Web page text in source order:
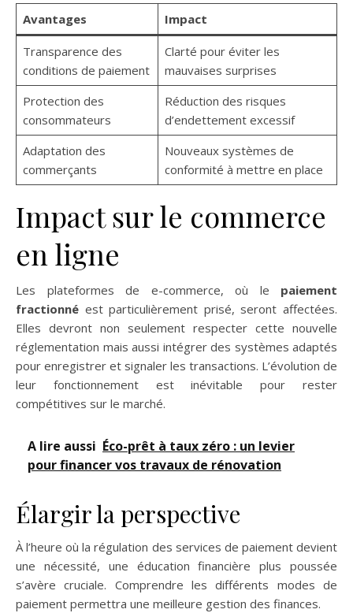
Avantages Impact
Transparence des
conditions de paiement
Clarté pour éviter les
mauvaises surprises
Protection des
consommateurs
Réduction des risques
d’endettement excessif
Adaptation des
commerçants
Nouveaux systèmes de
conformité à mettre en place
Impact sur le commerce
en ligne
Les plateformes de e-commerce, où le paiement
fractionné est particulièrement prisé, seront affectées.
Elles devront non seulement respecter cette nouvelle
réglementation mais aussi intégrer des systèmes adaptés
pour enregistrer et signaler les transactions. L’évolution de
leur fonctionnement est inévitable pour rester
compétitives sur le marché.
A lire aussi Éco-prêt à taux zéro : un levier
pour financer vos travaux de rénovation
Élargir la perspective
À l’heure où la régulation des services de paiement devient
une nécessité, une éducation financière plus poussée
s’avère cruciale. Comprendre les différents modes de
paiement permettra une meilleure gestion des finances.